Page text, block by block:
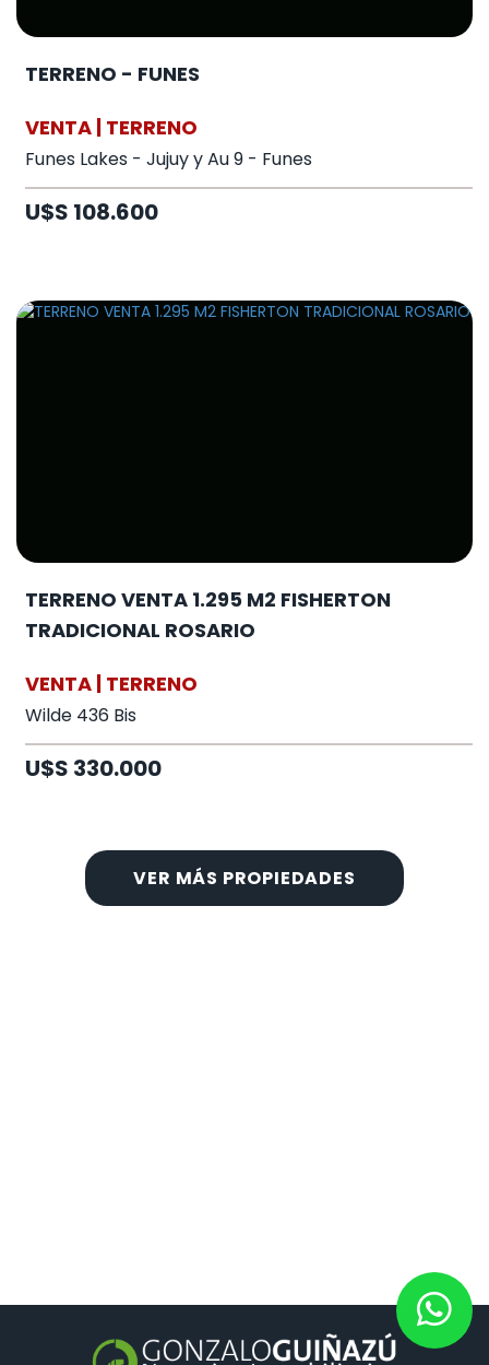
TERRENO - FUNES
VENTA | TERRENO
Funes Lakes - Jujuy y Au 9 - Funes
U$S 108.600
TERRENO VENTA 1.295 M2 FISHERTON
TRADICIONAL ROSARIO
VENTA | TERRENO
Wilde 436 Bis
U$S 330.000
VER MÁS PROPIEDADES